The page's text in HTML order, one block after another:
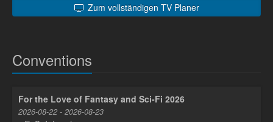
Zum vollständigen TV Planer
Conventions
For the Love of Fantasy and Sci-Fi 2026
2026-08-22 - 2026-08-23